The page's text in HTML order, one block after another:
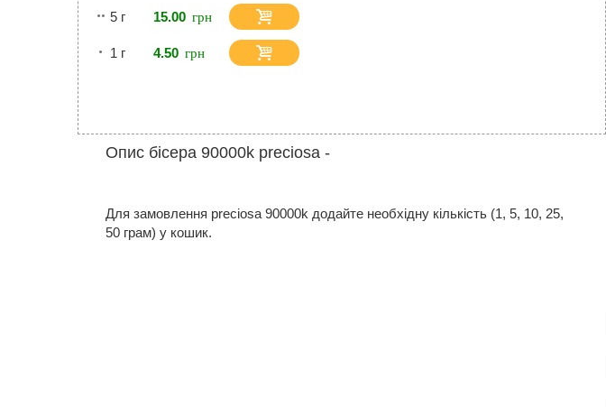
5 г 15.00
1 г 4.50
Опис бісера 90000k preciosa -
Для замовлення preciosa 90000k додайте необхідну кількість (1, 5, 10, 25,
50 грам) у кошик.